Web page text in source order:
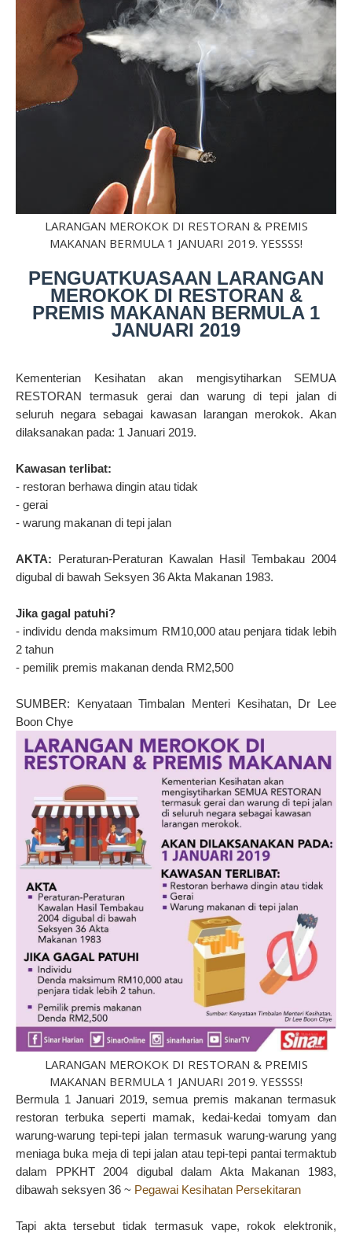
LARANGAN MEROKOK DI RESTORAN & PREMIS
MAKANAN BERMULA 1 JANUARI 2019. YESSSS!
PENGUATKUASAAN LARANGAN
MEROKOK DI RESTORAN &
PREMIS MAKANAN BERMULA 1
JANUARI 2019
Kementerian Kesihatan akan mengisytiharkan SEMUA
RESTORAN termasuk gerai dan warung di tepi jalan di
seluruh negara sebagai kawasan larangan merokok. Akan
dilaksanakan pada: 1 Januari 2019.
Kawasan terlibat:
- restoran berhawa dingin atau tidak
- gerai
- warung makanan di tepi jalan
AKTA: Peraturan-Peraturan Kawalan Hasil Tembakau 2004
digubal di bawah Seksyen 36 Akta Makanan 1983.
Jika gagal patuhi?
- individu denda maksimum RM10,000 atau penjara tidak lebih
2 tahun
- pemilik premis makanan denda RM2,500
SUMBER: Kenyataan Timbalan Menteri Kesihatan, Dr Lee
Boon Chye
LARANGAN MEROKOK DI RESTORAN & PREMIS
MAKANAN BERMULA 1 JANUARI 2019. YESSSS!
Bermula 1 Januari 2019, semua premis makanan termasuk
restoran terbuka seperti mamak, kedai-kedai tomyam dan
warung-warung tepi-tepi jalan termasuk warung-warung yang
meniaga buka meja di tepi jalan atau tepi-tepi pantai termaktub
dalam PPKHT 2004 digubal dalam Akta Makanan 1983,
dibawah seksyen 36 ~ Pegawai Kesihatan Persekitaran
Tapi akta tersebut tidak termasuk vape, rokok elektronik,